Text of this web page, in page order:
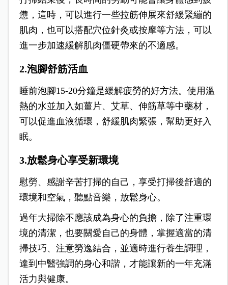
憊，這時，可以進行一些拉筋伸展來舒緩緊繃的
肌肉，也可以搭配穴位針灸或按摩等方法，可以
進一步加速緩解肌肉僵硬帶來的不適感。
2.泡腳舒筋活血
睡前泡腳15-20分鐘是緩解疲勞的好方法。使用溫
熱的水並加入如薑片、艾草、伸筋草等中藥材，
可以促進血液循環，舒緩肌肉緊張，幫助更好入
眠。
3.放鬆身心享受新環境
慰勞、感謝辛苦打掃的自己，享受打掃後舒適的
環境和空氣，聽點音樂，放鬆身心。
過年大掃除不應該成為身心的負擔，除了注重環
境的清潔，也要關愛自己的身體，掌握適當的清
掃技巧、注意勞逸結合，並適時進行養生調理，
達到中醫強調的身心和諧，才能讓新的一年充滿
活力與健康。